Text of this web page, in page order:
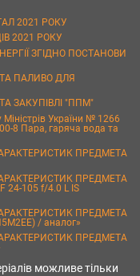
2021 РОКУ
2021 РОКУ
ЗГІДНО ПОСТАНОВИ
ПАЛИВО ДЛЯ
ЗАКУПІВЛІ "ППМ"
України № 1266
8 Пара, гаряча вода та
ПРЕДМЕТА
ПРЕДМЕТА
24-105 f/4.0 L IS
ПРЕДМЕТА
/ аналог»
ПРЕДМЕТА
можливе тільки